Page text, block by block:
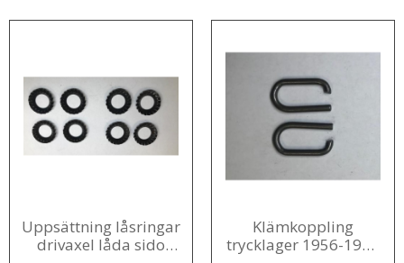
Uppsättning låsringar
drivaxel låda sido
Klämkoppling
trycklager 1956-1980